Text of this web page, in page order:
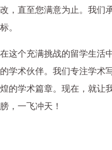
改，直至您满意为止。我们
标。
在这个充满挑战的留学生活
的学术伙伴。我们专注学术
煌的学术篇章。现在，就让
膀，一飞冲天！